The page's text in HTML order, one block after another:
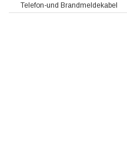
Telefon-und Brandmeldekabel